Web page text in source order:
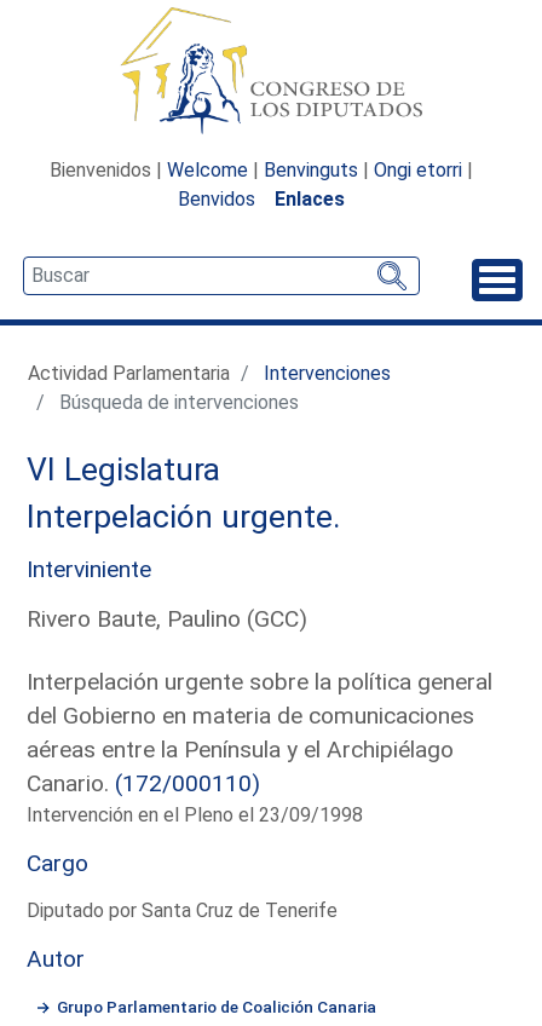
Bienvenidos | Welcome | Benvinguts | Ongi etorri |
Benvidos
Enlaces
Actividad Parlamentaria
Intervenciones
Búsqueda de intervenciones
VI Legislatura
Interpelación urgente.
Interviniente
Rivero Baute, Paulino (GCC)
Interpelación urgente sobre la política general
del Gobierno en materia de comunicaciones
aéreas entre la Península y el Archipiélago
Canario. (172/000110)
Intervención en el Pleno el 23/09/1998
Cargo
Diputado por Santa Cruz de Tenerife
Autor
Grupo Parlamentario de Coalición Canaria